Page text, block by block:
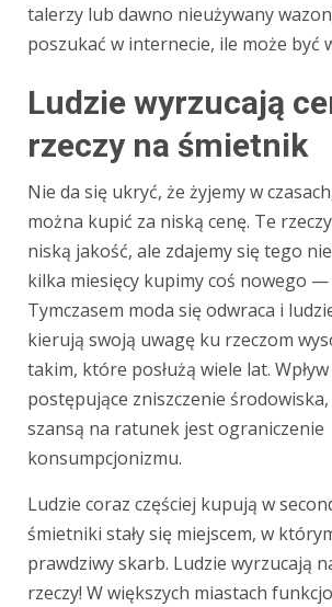
talerzy lub dawno nieużywany
poszukać w internecie, ile może być
Ludzie wyrzucają
rzeczy na śmietnik
Nie da się ukryć, że żyjemy w
można kupić za niską cenę. Te
niską jakość, ale zdajemy się tego
kilka miesięcy kupimy coś nowego
Tymczasem moda się odwraca i
kierują swoją uwagę ku rzeczom
takim, które posłużą wiele lat.
postępujące zniszczenie
szansą na ratunek jest ograniczenie
konsumpcjonizmu.
Ludzie coraz częściej kupują w
śmietniki stały się miejscem, w
prawdziwy skarb. Ludzie wyrzucają
rzeczy! W większych miastach